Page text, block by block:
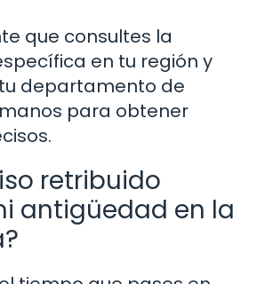
que consultes la
en tu región y
departamento de
para obtener
retribuido
antigüedad en la